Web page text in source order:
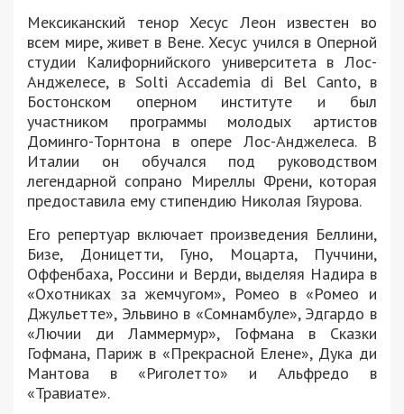
Мексиканский тенор Хесус Леон известен во
всем мире, живет в Вене. Хесус учился в Оперной
студии Калифорнийского университета в Лос-
Анджелесе, в Solti Accademia di Bel Canto, в
Бостонском оперном институте и был
участником программы молодых артистов
Доминго-Торнтона в опере Лос-Анджелеса. В
Италии он обучался под руководством
легендарной сопрано Миреллы Френи, которая
предоставила ему стипендию Николая Гяурова.
Его репертуар включает произведения Беллини,
Бизе, Доницетти, Гуно, Моцарта, Пуччини,
Оффенбаха, Россини и Верди, выделяя Надира в
«Охотниках за жемчугом», Ромео в «Ромео и
Джульетте», Эльвино в «Сомнамбуле», Эдгардо в
«Лючии ди Ламмермур», Гофмана в Сказки
Гофмана, Париж в «Прекрасной Елене», Дука ди
Мантова в «Риголетто» и Альфредо в
«Травиате».